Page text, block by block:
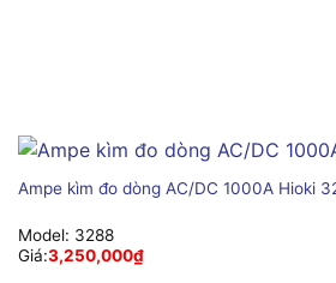
Ampe kìm đo dòng AC/DC 1000A Hioki
Model: 3288
Giá:3,250,000₫